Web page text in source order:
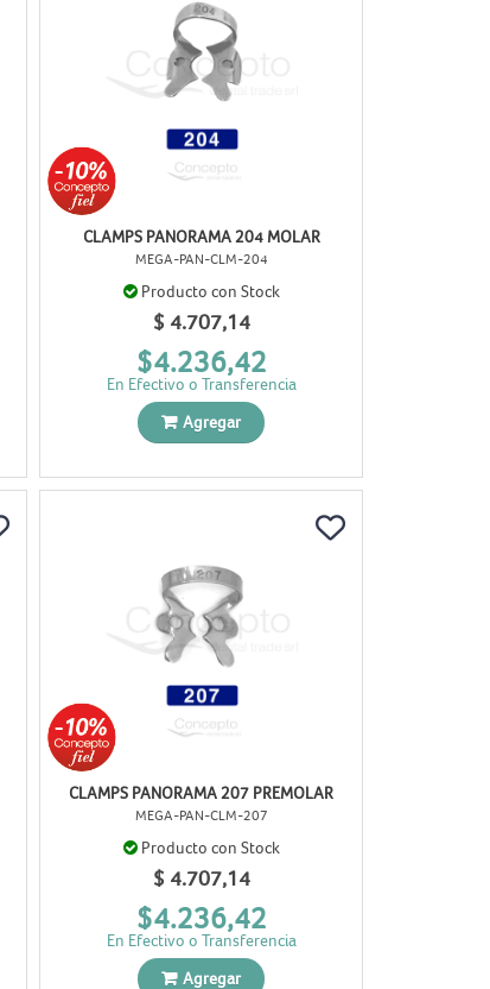
CLAMPS PANORAMA 204 MOLAR
MEGA-PAN-CLM-204
Producto con Stock
$ 4.707,14
En Efectivo o Transferencia
$4.236,42
Agregar
CLAMPS PANORAMA 207 PREMOLAR
MEGA-PAN-CLM-207
Producto con Stock
$ 4.707,14
En Efectivo o Transferencia
$4.236,42
Agregar